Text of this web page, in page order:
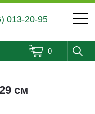
013-20-95
0
см